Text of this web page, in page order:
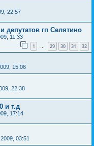
22:57
гп Селятино
11:33
1 … 29 30 31 32
15:06
22:38
и т.д
17:14
03:51